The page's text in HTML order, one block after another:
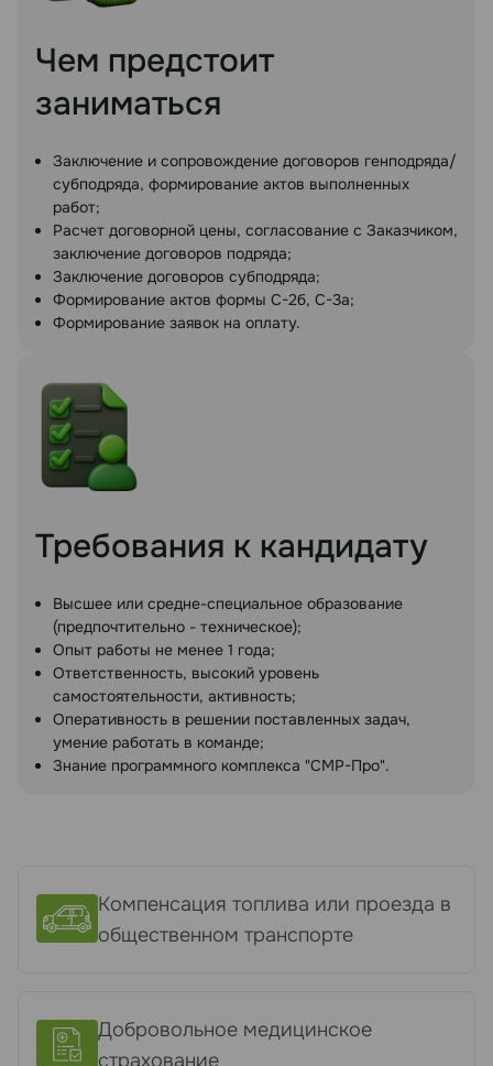
Чем предстоит
заниматься
Заключение и сопровождение договоров генподряда/
субподряда, формирование актов выполненных
работ;
Расчет договорной цены, согласование с Заказчиком,
заключение договоров подряда;
Заключение договоров субподряда;
Формирование актов формы С-2б, С-3а;
Формирование заявок на оплату.
Требования к кандидату
Высшее или средне-специальное образование
(предпочтительно - техническое);
Опыт работы не менее 1 года;
Ответственность, высокий уровень
самостоятельности, активность;
Оперативность в решении поставленных задач,
умение работать в команде;
Знание программного комплекса "СМР-Про".
Компенсация топлива или проезда в
общественном транспорте
Добровольное медицинское
страхование